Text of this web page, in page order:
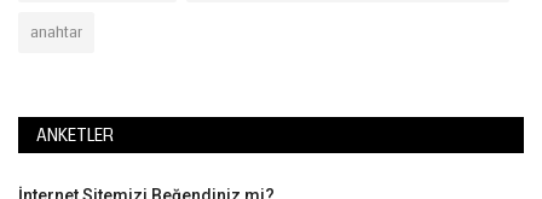
anahtar
ANKETLER
İnternet Sitemizi Beğendiniz mi?